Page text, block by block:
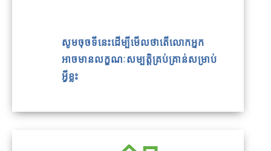
សូមចុចទីនេះដើម្បីមើលថាតើលោកអ្នក
អាចមានលក្ខណៈសម្បត្តិគ្រប់គ្រាន់សម្រាប់
អ្វីខ្លះ